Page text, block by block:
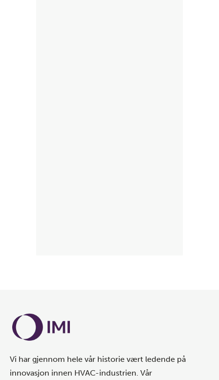
Vi har gjennom hele vår historie vært ledende på
innovasjon innen HVAC-industrien. Vår